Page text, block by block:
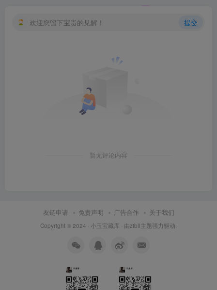
欢迎您留下宝贵的见解！ 提交
暂无评论内容
友链申请 免责声明 广告合作 关于我们
Copyright © 2024 · 小玉宝藏库 · 由zibll主题强力驱动.